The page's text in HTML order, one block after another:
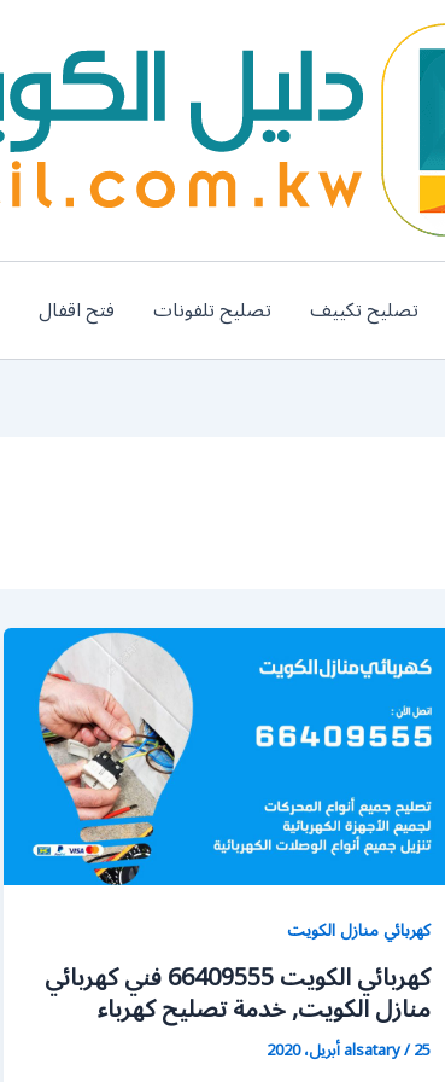
تصليح تكييف تصليح تلفونات فتح اقفال
كهربائي منازل الكويت
كهربائي الكويت 66409555 فني كهربائي
منازل الكويت, خدمة تصليح كهرباء
alsatary/25 أبريل، 2020